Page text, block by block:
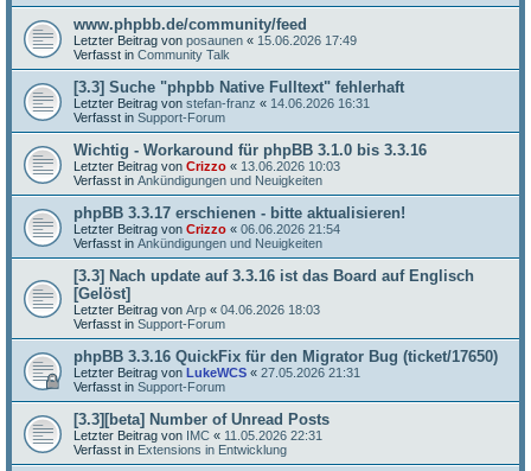
www.phpbb.de/community/feed
Letzter Beitrag von posaunen « 15.06.2026 17:49
Verfasst in Community Talk
[3.3] Suche "phpbb Native Fulltext" fehlerhaft
Letzter Beitrag von stefan-franz « 14.06.2026 16:31
Verfasst in Support-Forum
Wichtig - Workaround für phpBB 3.1.0 bis 3.3.16
Letzter Beitrag von Crizzo « 13.06.2026 10:03
Verfasst in Ankündigungen und Neuigkeiten
phpBB 3.3.17 erschienen - bitte aktualisieren!
Letzter Beitrag von Crizzo « 06.06.2026 21:54
Verfasst in Ankündigungen und Neuigkeiten
[3.3] Nach update auf 3.3.16 ist das Board auf Englisch
[Gelöst]
Letzter Beitrag von Arp « 04.06.2026 18:03
Verfasst in Support-Forum
phpBB 3.3.16 QuickFix für den Migrator Bug (ticket/17650)
Letzter Beitrag von LukeWCS « 27.05.2026 21:31
Verfasst in Support-Forum
[3.3][beta] Number of Unread Posts
Letzter Beitrag von IMC « 11.05.2026 22:31
Verfasst in Extensions in Entwicklung